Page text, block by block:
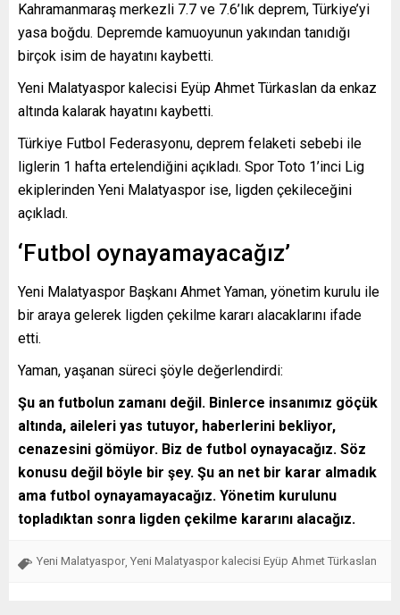
Kahramanmaraş merkezli 7.7 ve 7.6’lık deprem, Türkiye’yi
yasa boğdu. Depremde kamuoyunun yakından tanıdığı
birçok isim de hayatını kaybetti.
Yeni Malatyaspor kalecisi Eyüp Ahmet Türkaslan da enkaz
altında kalarak hayatını kaybetti.
Türkiye Futbol Federasyonu, deprem felaketi sebebi ile
liglerin 1 hafta ertelendiğini açıkladı. Spor Toto 1’inci Lig
ekiplerinden Yeni Malatyaspor ise, ligden çekileceğini
açıkladı.
‘Futbol oynayamayacağız’
Yeni Malatyaspor Başkanı Ahmet Yaman, yönetim kurulu ile
bir araya gelerek ligden çekilme kararı alacaklarını ifade
etti.
Yaman, yaşanan süreci şöyle değerlendirdi:
Şu an futbolun zamanı değil. Binlerce insanımız göçük
altında, aileleri yas tutuyor, haberlerini bekliyor,
cenazesini gömüyor. Biz de futbol oynayacağız. Söz
konusu değil böyle bir şey. Şu an net bir karar almadık
ama futbol oynayamayacağız. Yönetim kurulunu
topladıktan sonra ligden çekilme kararını alacağız.
Yeni Malatyaspor, Yeni Malatyaspor kalecisi Eyüp Ahmet Türkaslan